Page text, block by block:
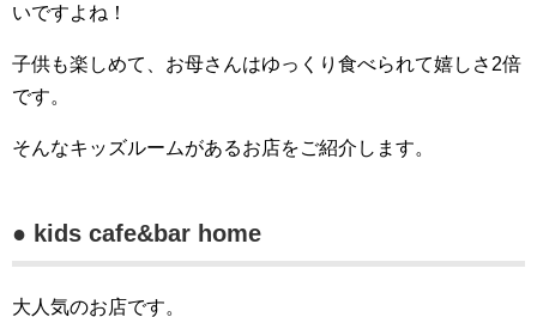
いですよね！
子供も楽しめて、お母さんはゆっくり食べられて嬉しさ2倍
です。
そんなキッズルームがあるお店をご紹介します。
● kids cafe&bar home
大人気のお店です。